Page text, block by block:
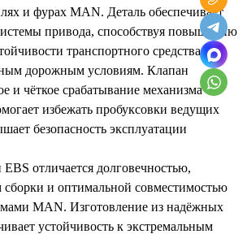
и фурах MAN. Деталь обеспечивает
привода, способствуя повышению
транспортного средства при
дорожным условиям. Клапан
и чёткое срабатывание механизма
избежать пробуксовки ведущих
безопасность эксплуатации
отличается долговечностью,
сборки и оптимальной совместимостью
MAN. Изготовление из надёжных
устойчивость к экстремальным